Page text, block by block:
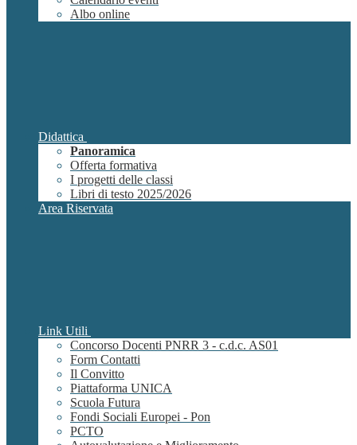
Albo online
Didattica
Panoramica
Offerta formativa
I progetti delle classi
Libri di testo 2025/2026
Area Riservata
Link Utili
Concorso Docenti PNRR 3 - c.d.c. AS01
Form Contatti
Il Convitto
Piattaforma UNICA
Scuola Futura
Fondi Sociali Europei - Pon
PCTO